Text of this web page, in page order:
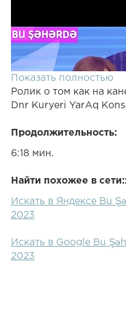
Показать полностью
Ролик о том как на
Dnr Kuryeri YarAq
Продолжительность:
6:18 мин.
Найти похожее в
Искать в Яндексе Bu
2023
Искать в Google Bu
2023